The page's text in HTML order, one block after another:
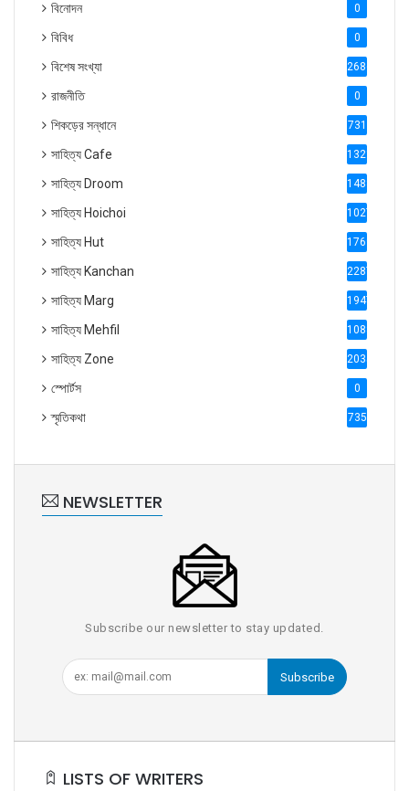
বিনোদন 0
বিবিধ 0
বিশেষ সংখ্যা 2686
রাজনীতি 0
শিকড়ের সন্ধানে 731
সাহিত্য Cafe 1321
সাহিত্য Droom 1488
সাহিত্য Hoichoi 1027
সাহিত্য Hut 1769
সাহিত্য Kanchan 2287
সাহিত্য Marg 1947
সাহিত্য Mehfil 1088
সাহিত্য Zone 2035
স্পোর্টস 0
স্মৃতিকথা 735
NEWSLETTER
Subscribe our newsletter to stay updated.
Subscribe
LISTS OF WRITERS